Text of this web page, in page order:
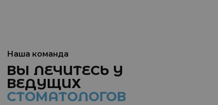
ВЫ ЛЕЧИТЕСЬ У
ВЕДУЩИХ
СТОМАТОЛОГОВ
Наша команда